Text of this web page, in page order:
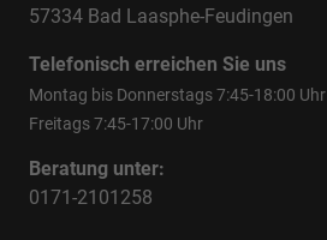
57334 Bad Laasphe-Feudingen
Telefonisch erreichen Sie uns
Montag bis Donnerstags 7:45-18:00 Uhr
Freitags 7:45-17:00 Uhr
Beratung unter:
0171-2101258